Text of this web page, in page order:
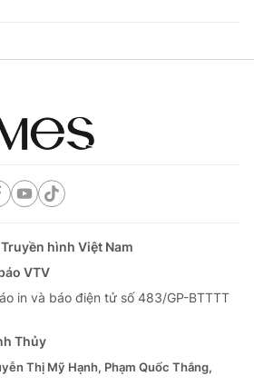
hình Việt Nam
VTV
in và báo điện tử số 483/GP-BTTTT
Thủy
Thị Mỹ Hạnh, Phạm Quốc Thắng,